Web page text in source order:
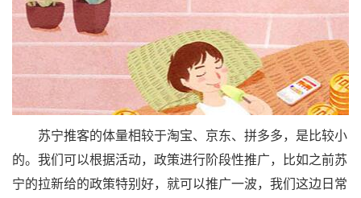
苏宁推客的体量相较于淘宝、京东、拼多多，是比较小
的。我们可以根据活动，政策进行阶段性推广，比如之前苏
宁的拉新给的政策特别好，就可以推广一波，我们这边日常